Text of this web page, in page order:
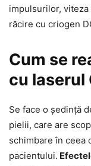
impulsurilor,
răcire cu criogen
Cum se
cu laserul
Se face o ședință
pielii, care are
schimbare în ceea
pacientului.